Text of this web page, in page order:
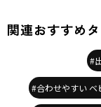
関連おすすめ
#
#合わせやすい ベ